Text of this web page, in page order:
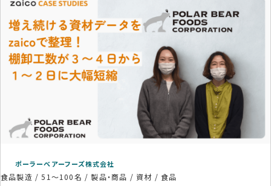
ポーラーベアーフーズ株式会社
食品製造 /51〜100名 /製品・商品 / 資材 / 食品